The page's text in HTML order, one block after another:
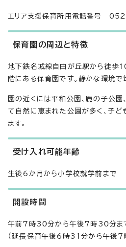
エリア支援保育所用電話番号
保育園の周辺と特徴
地下鉄名城線自由が丘駅から徒歩
階にある保育園です。静かな環境で
園の近くには平和公園、鹿の子公園
て自然に恵まれた公園が多く、子ど
ます。
受け入れ可能年齢
生後6か月から小学校就学前まで
開設時間
午前7時30分から午後7時30分ま
（延長保育午後6時31分から午後7